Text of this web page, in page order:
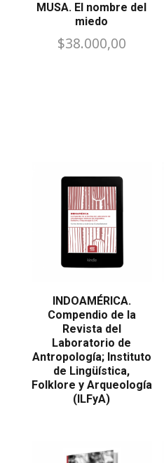
MUSA. El nombre del
miedo
$38.000,00
INDOAMÉRICA.
Compendio de la
Revista del
Laboratorio de
Antropología; Instituto
de Lingüística,
Folklore y Arqueología
(ILFyA)